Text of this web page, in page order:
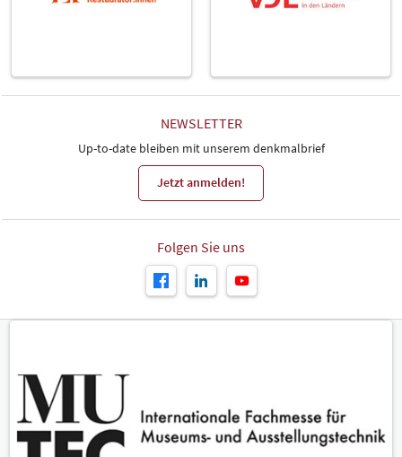
NEWSLETTER
Up-to-date bleiben mit unserem denkmalbrief
Jetzt anmelden!
Folgen Sie uns